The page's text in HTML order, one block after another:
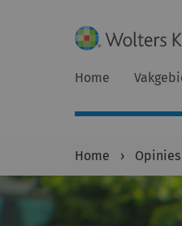
Home
Home › Opinies